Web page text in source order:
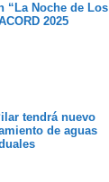
“La Noche de Los
2025
tendrá nuevo
de aguas